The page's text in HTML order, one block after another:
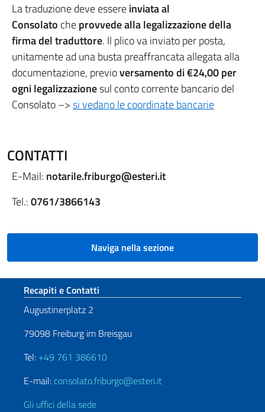
La traduzione deve essereinviata al
Consolato cheprovvede alla legalizzazione della
firma del traduttore. Il plico va inviato per posta,
unitamente ad una busta preaffrancata allegata alla
documentazione, previoversamento di €24,00 per
ogni legalizzazionesul conto corrente bancario del
Consolato –>si vedano le coordinate bancarie
CONTATTI
E-Mail: notarile.friburgo@esteri.it
Tel.:0761/3866143
Naviga nella sezione
Sezione footer
Recapiti e Contatti
Augustinerplatz 2
79098 Freiburg im Breisgau
Tel: +49 761 386610
E-mail: consolato.friburgo@esteri.it
Gli uffici della sede